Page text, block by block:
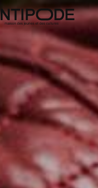
contenu principal